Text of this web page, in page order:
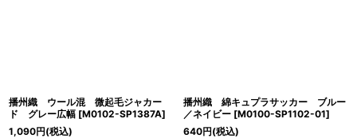
播州織 ウール混 微起毛ジャカー
ド グレー広幅 [M0102-SP1387A]
1,090円(税込)
播州織 綿キュプラサッカー ブルー
／ネイビー [M0100-SP1102-01]
640円(税込)